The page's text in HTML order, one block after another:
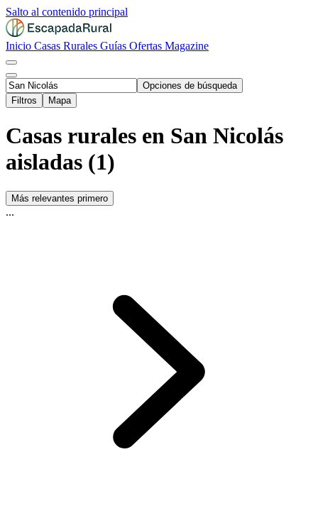
Salto al contenido principal
Inicio Casas Rurales Guías Ofertas Magazine
Opciones de búsqueda
Filtros
Mapa
Casas rurales en San Nicolás
aisladas (1)
Más relevantes primero
...